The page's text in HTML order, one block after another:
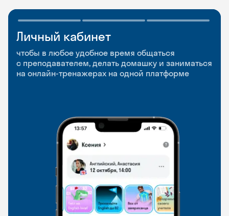
Личный кабинет
чтобы в любое удобное время общаться
с преподавателем, делать домашку и заниматься
на онлайн-тренажерах на одной платформе
Мобильное
приложение
чтобы заниматься и изучать новые слова где
и когда удобно
Разговорные клубы
и Talks
Групповые занятия для разговорной практики
и индивидуальные встречи с преподавателями